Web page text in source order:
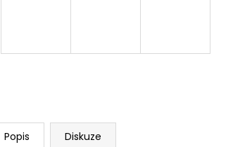
Popis Diskuze